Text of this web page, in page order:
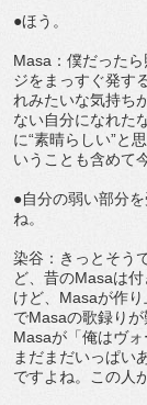
●ほう。
Masa：僕だった
ジをまっすぐ発す
れみたいな気持ち
ない自分になれた
に“素晴らしい”と
いうことも含めて
●自分の弱い部分
ね。
染谷：きっとそう
ど、昔のMasaは
けど、Masaが作
でMasaの歌録り
Masaが「俺はヴ
まだまだいっぱい
ですよね。この人